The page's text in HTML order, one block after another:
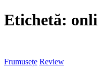
Etichetă:
Frumusețe Review